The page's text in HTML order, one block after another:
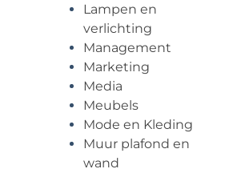
Lampen en
verlichting
Management
Marketing
Media
Meubels
Mode en Kleding
Muur plafond en
wand